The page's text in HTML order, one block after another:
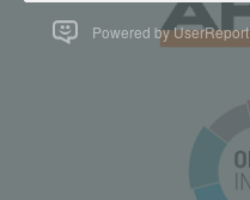
Powered by UserReport